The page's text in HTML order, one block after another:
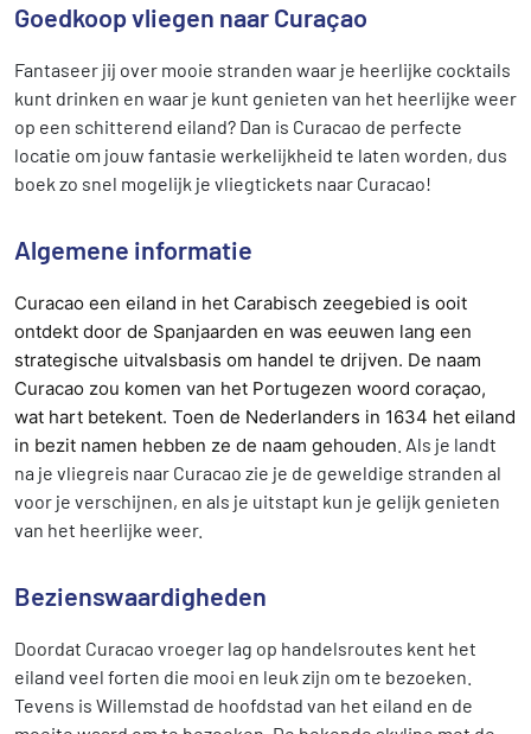
Goedkoop vliegen naar Curaçao
Fantaseer jij over mooie stranden waar je heerlijke cocktails
kunt drinken en waar je kunt genieten van het heerlijke weer
op een schitterend eiland? Dan is Curacao de perfecte
locatie om jouw fantasie werkelijkheid te laten worden, dus
boek zo snel mogelijk je vliegtickets naar Curacao!
Algemene informatie
Curacao een eiland in het Carabisch zeegebied is ooit
ontdekt door de Spanjaarden en was eeuwen lang een
strategische uitvalsbasis om handel te drijven. De naam
Curacao zou komen van het Portugezen woord coraçao,
wat hart betekent. Toen de Nederlanders in 1634 het eiland
in bezit namen hebben ze de naam gehouden . Als je landt
na je vliegreis naar Curacao zie je de geweldige stranden al
voor je verschijnen, en als je uitstapt kun je gelijk genieten
van het heerlijke weer.
Bezienswaardigheden
Doordat Curacao vroeger lag op handelsroutes kent het
eiland veel forten die mooi en leuk zijn om te bezoeken.
Tevens is Willemstad de hoofdstad van het eiland en de